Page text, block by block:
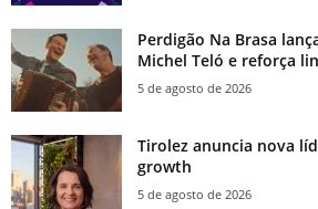
Perdigão Na Brasa
Michel Teló e reforça
5 de agosto de 2026
Tirolez anuncia nova
growth
5 de agosto de 2026